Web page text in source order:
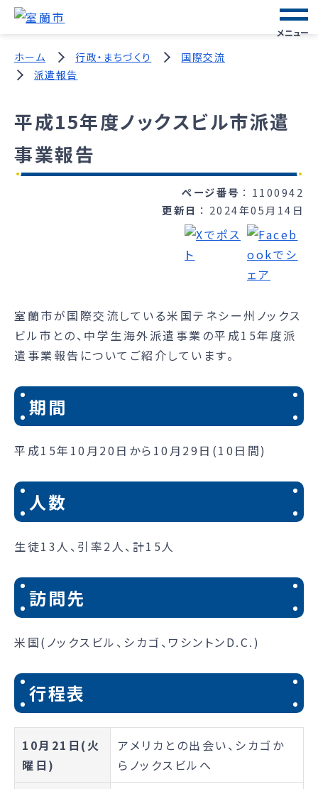
メニュー
ホーム 行政・まちづくり
国際交流
派遣報告
平成15年度ノックスビル市派遣
事業報告
ページ番号
1100942
更新日
2024年05月14日
室蘭市が国際交流している米国テネシー州ノックス
ビル市との、中学生海外派遣事業の平成15年度派
遣事業報告についてご紹介しています。
期間
平成15年10月20日から10月29日(10日間)
人数
生徒13人、引率2人、計15人
訪問先
米国(ノックスビル、シカゴ、ワシントンD.C.)
行程表
10月21日(火
曜日)
アメリカとの出会い、シカゴか
らノックスビルへ